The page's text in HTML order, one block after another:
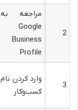
2
مراجعه به
Google
Business
Profile
3
وارد کردن نام
کسب‌وکار